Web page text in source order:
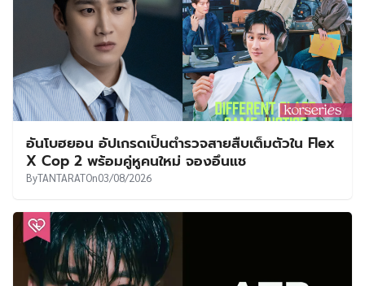
อันโบฮยอน อัปเกรดเป็นตำรวจสายสืบเต็มตัวใน Flex
X Cop 2 พร้อมคู่หูคนใหม่ จองอึนแช
ByTANTARATOn03/08/2026